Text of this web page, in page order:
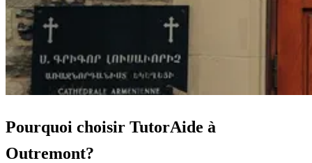
Pourquoi choisir TutorAide à
Outremont?